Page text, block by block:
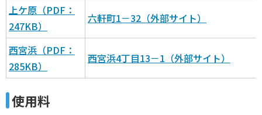
上ケ原（PDF：
247KB）
六軒町1－32（外部サイト）
西宮浜（PDF：
285KB）
西宮浜4丁目13－1（外部サイト）
使用料